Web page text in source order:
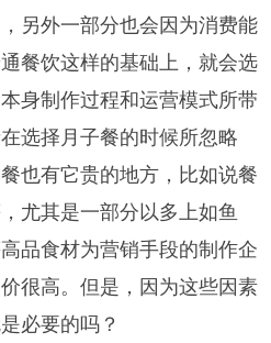
另外一部分也会因为消费能
餐饮这样的基础上，就会选
身制作过程和运营模式所带
选择月子餐的时候所忽略
也有它贵的地方，比如说餐
尤其是一部分以多上如鱼
品食材为营销手段的制作企
很高。但是，因为这些因素
必要的吗？